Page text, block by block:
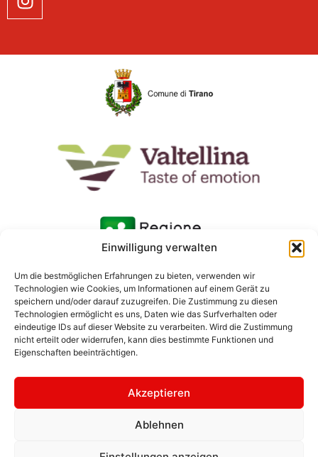
Einwilligung verwalten
Um die bestmöglichen Erfahrungen zu bieten, verwenden wir
Technologien wie Cookies, um Informationen auf einem Gerät zu
speichern und/oder darauf zuzugreifen. Die Zustimmung zu diesen
Technologien ermöglicht es uns, Daten wie das Surfverhalten oder
eindeutige IDs auf dieser Website zu verarbeiten. Wird die Zustimmung
nicht erteilt oder widerrufen, kann dies bestimmte Funktionen und
Eigenschaften beeinträchtigen.
Akzeptieren
Ablehnen
© 2026 Consorzio Turistico Media Valtellina | Fotos: Ivan